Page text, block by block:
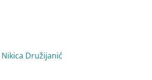
Družijanić